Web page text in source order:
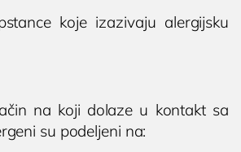
koje izazivaju alergijsku
na koji dolaze u kontakt sa
su podeljeni na: